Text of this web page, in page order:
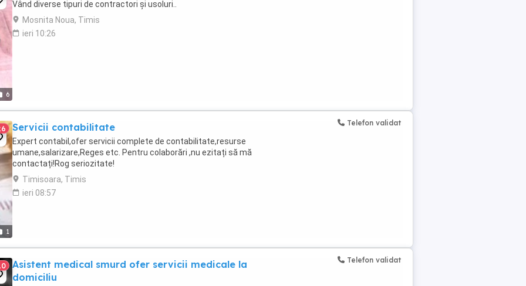
6
Vând diverse tipuri de contractori și usoluri..
Mosnita Noua, Timis
ieri 10:26
1
Servicii contabilitate
Expert contabil,ofer servicii complete de contabilitate,resurse
umane,salarizare,Reges etc. Pentru colaborări ,nu ezitați să mă
contactați!Rog seriozitate!
Timisoara, Timis
ieri 08:57
Telefon validat
Asistent medical smurd ofer servicii medicale la
domiciliu
Telefon validat